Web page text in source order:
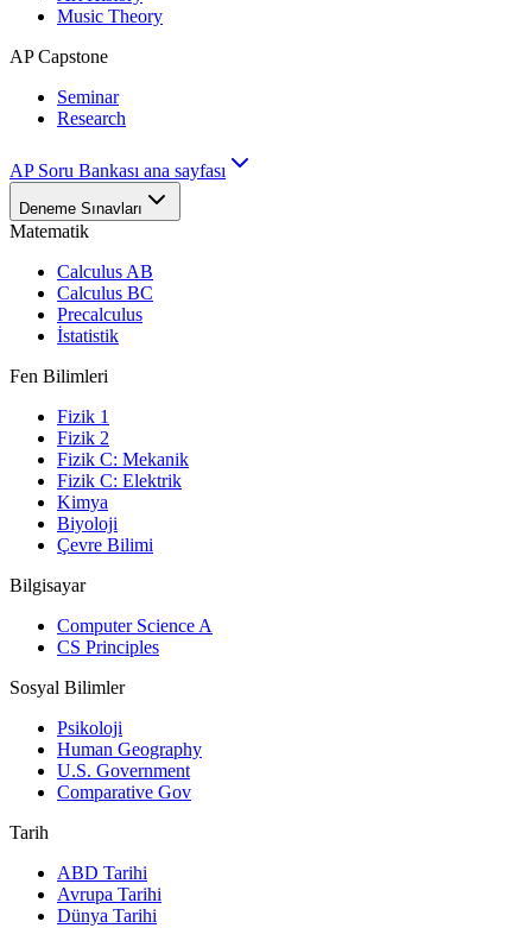
Music Theory
AP Capstone
Seminar
Research
AP Soru Bankası ana sayfası
Deneme Sınavları
Matematik
Calculus AB
Calculus BC
Precalculus
İstatistik
Fen Bilimleri
Fizik 1
Fizik 2
Fizik C: Mekanik
Fizik C: Elektrik
Kimya
Biyoloji
Çevre Bilimi
Bilgisayar
Computer Science A
CS Principles
Sosyal Bilimler
Psikoloji
Human Geography
U.S. Government
Comparative Gov
Tarih
ABD Tarihi
Avrupa Tarihi
Dünya Tarihi